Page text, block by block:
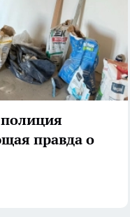
правда о